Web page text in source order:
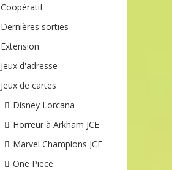
Coopératif
Dernières sorties
Extension
Jeux d'adresse
Jeux de cartes
Disney Lorcana
Horreur à Arkham JCE
Marvel Champions JCE
One Piece